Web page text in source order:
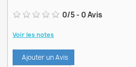
0/5- 0Avis
Voir les notes
Ajouter un Avis